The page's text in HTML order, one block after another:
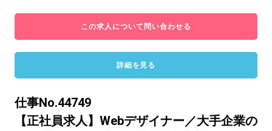
この求人について問い合わせる
詳細を見る
仕事No.44749
【正社員求人】Webデザイナー／大手企業の